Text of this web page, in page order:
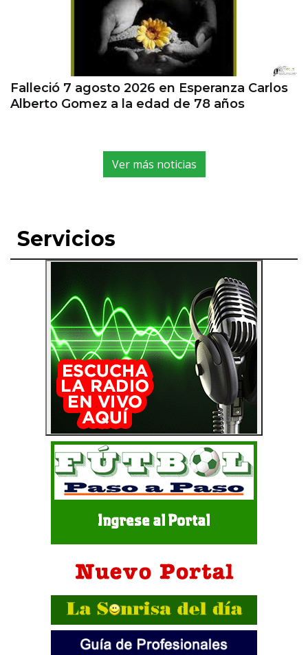
Falleció 7 agosto 2026 en Esperanza Carlos
Alberto Gomez a la edad de 78 años
Ver más noticias
Servicios